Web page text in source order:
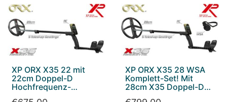
XP ORX X35 22 mit
22cm Doppel-D
Hochfrequenz-
XP ORX X35 28 WSA
Komplett-Set! Mit
28cm X35 Doppel-D